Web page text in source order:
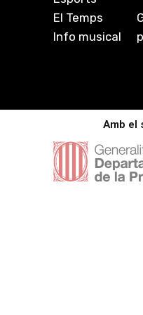
El Temps
Info musical
Amb el